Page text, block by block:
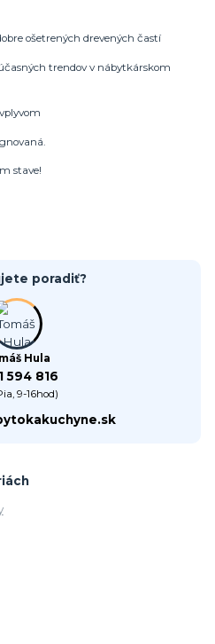
ošetrených drevených častí
trendov v nábytkárskom
stave!
poradiť?
Hula
594 816
9-16hod)